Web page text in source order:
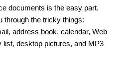
documents is the easy part.
through the tricky things:
address book, calendar, Web
list, desktop pictures, and MP3